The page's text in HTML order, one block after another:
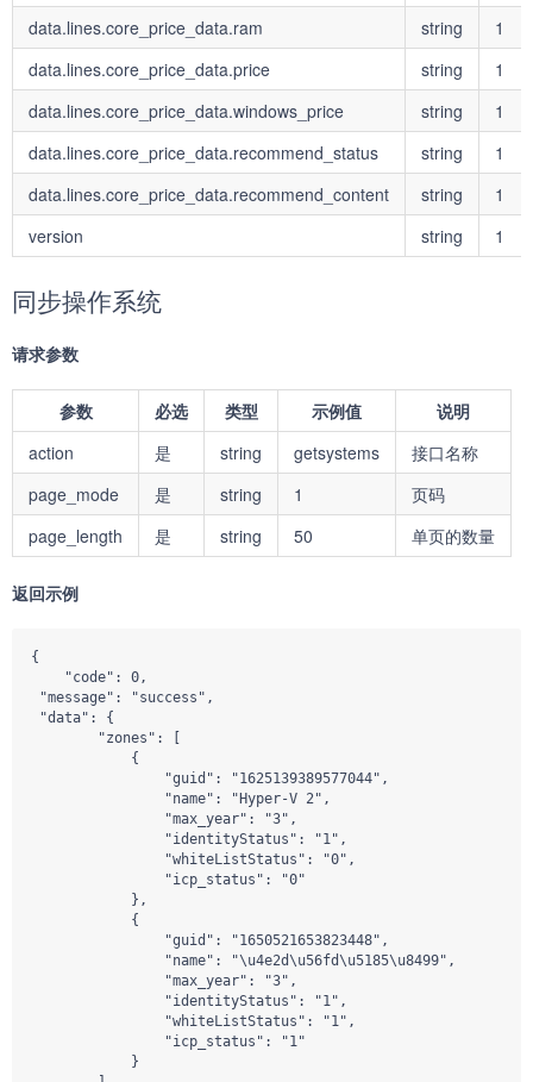
data.lines.core_price_data.ram
string
1
data.lines.core_price_data.price
string
1
data.lines.core_price_data.windows_price
string
1
data.lines.core_price_data.recommend_status
string
1
data.lines.core_price_data.recommend_content
string
1
version
string 1
同步操作系统
请求参数
参数 必选 类型 示例值
说明
action
是 string getsystems
接口名称
page_mode
是 string 1
页码
page_length
是 string 50 单页的数量
返回示例
{
    "code": 0,
"message": "success",
"data": {
        "zones": [
            {
                "guid": "1625139389577044",
                "name": "Hyper-V 2",
                "max_year": "3",
                "identityStatus": "1",
                "whiteListStatus": "0",
                "icp_status": "0"
            },
            {
                "guid": "1650521653823448",
                "name": "\u4e2d\u56fd\u5185\u8499",
                "max_year": "3",
                "identityStatus": "1",
                "whiteListStatus": "1",
                "icp_status": "1"
            }